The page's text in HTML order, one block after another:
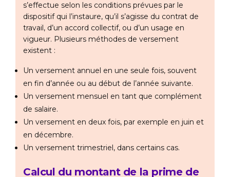
s’effectue selon les conditions prévues par le
dispositif qui l’instaure, qu’il s’agisse du contrat de
travail, d’un accord collectif, ou d’un usage en
vigueur. Plusieurs méthodes de versement
existent :
Un versement annuel en une seule fois, souvent
en fin d’année ou au début de l’année suivante.
Un versement mensuel en tant que complément
de salaire.
Un versement en deux fois, par exemple en juin et
en décembre.
Un versement trimestriel, dans certains cas.
Calcul du montant de la prime de